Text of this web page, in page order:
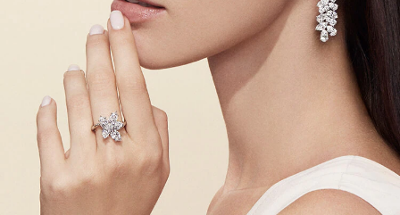
d'une pièce à l'autre. Pour obtenir
de plus amples renseignements,
veuillez contacter le service
clientèle